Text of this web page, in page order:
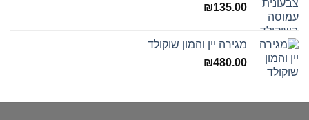
₪135.00
מגירה יין והמון שוקולד
₪480.00